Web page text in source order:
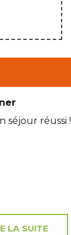
séjour réussi !
LA SUITE